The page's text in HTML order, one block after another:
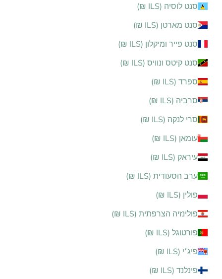
סנט לוסיה (ILS ₪)
סנט מארטן (ILS ₪)
סנט פייר ומיקלון (ILS ₪)
סנט קיטס ונוויס (ILS ₪)
ספרד (ILS ₪)
סרביה (ILS ₪)
סרי לנקה (ILS ₪)
עומאן (ILS ₪)
עיראק (ILS ₪)
ערב הסעודית (ILS ₪)
פולין (ILS ₪)
פולינזיה הצרפתית (ILS ₪)
פורטוגל (ILS ₪)
פיג׳י (ILS ₪)
פינלנד (ILS ₪)